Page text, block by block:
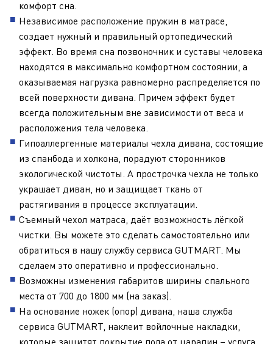
комфорт сна.
Независимое расположение пружин в матрасе,
создает нужный и правильный ортопедический
эффект. Во время сна позвоночник и суставы человека
находятся в максимально комфортном состоянии, а
оказываемая нагрузка равномерно распределяется по
всей поверхности дивана. Причем эффект будет
всегда положительным вне зависимости от веса и
расположения тела человека.
Гипоаллергенные материалы чехла дивана, состоящие
из спанбода и холкона, порадуют сторонников
экологической чистоты. А прострочка чехла не только
украшает диван, но и защищает ткань от
растягивания в процессе эксплуатации.
Съемный чехол матраса, даёт возможность лёгкой
чистки. Вы можете это сделать самостоятельно или
обратиться в нашу службу сервиса GUTMART. Мы
сделаем это оперативно и профессионально.
Возможны изменения габаритов ширины спального
места от 700 до 1800 мм (на заказ).
На основание ножек (опор) дивана, наша служба
сервиса GUTMART, наклеит войлочные накладки,
которые защитят покрытие пола от царапин – услуга